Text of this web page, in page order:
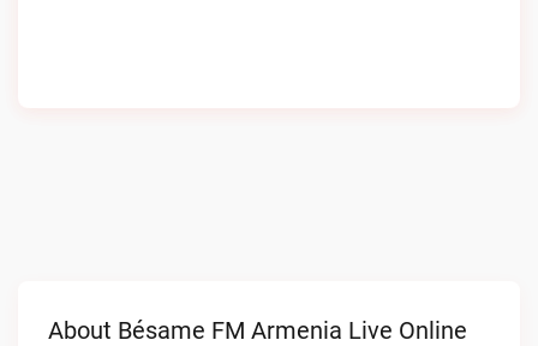
About Bésame FM Armenia Live Online